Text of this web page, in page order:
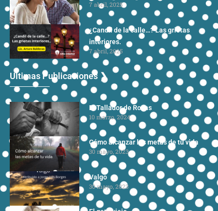
7 abril, 2025
¿Candil de la calle…? Las grietas
interiores.
7 abril, 2025
Ultimas Publicaciones ❯
El Tallador de Rocas
10 marzo, 2024
Cómo alcanzar las metas de tu vida
30 mayo, 2023
Valgo
30 mayo, 2023